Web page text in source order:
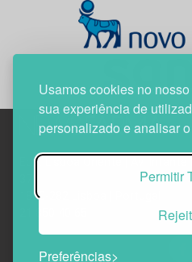
Usamos cookies no
sua experiência de
personalizado e analisar
Permitir
Preferências
Edif. Lisboa Oriente | Av.
1800-282 Lisboa | Portugal